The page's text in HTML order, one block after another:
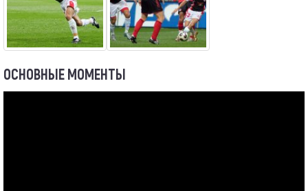
ОСНОВНЫЕ МОМЕНТЫ